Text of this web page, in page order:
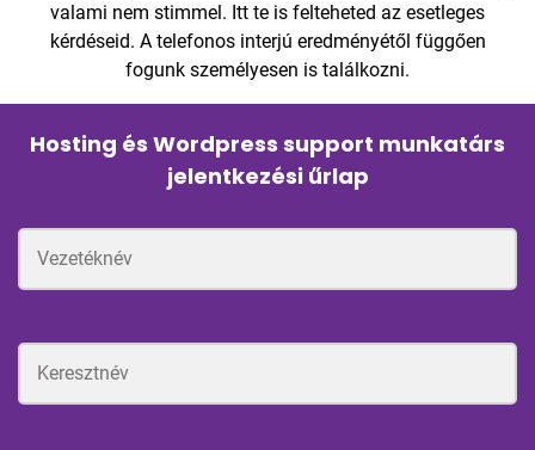
valami nem stimmel. Itt te is felteheted az esetleges
kérdéseid. A telefonos interjú eredményétől függően
fogunk személyesen is találkozni.
Hosting és Wordpress support munkatárs
jelentkezési űrlap